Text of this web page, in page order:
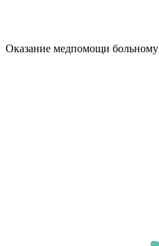
Оказание медпомощи больному